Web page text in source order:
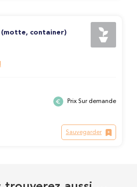
(motte, container)
Prix Sur demande
Sauvegarder